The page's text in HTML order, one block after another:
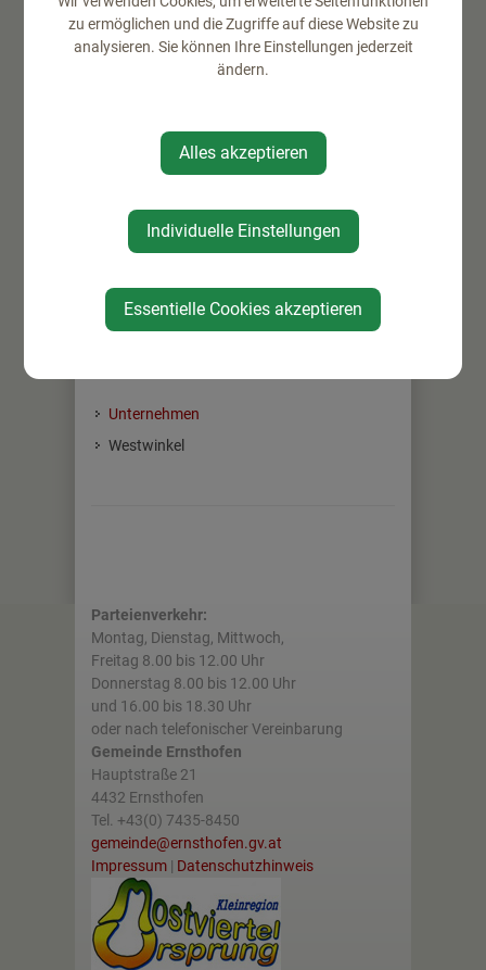
Unternehmen
Westwinkel
Parteienverkehr:
Montag, Dienstag, Mittwoch,
Freitag 8.00 bis 12.00 Uhr
Donnerstag 8.00 bis 12.00 Uhr
und 16.00 bis 18.30 Uhr
oder nach telefonischer Vereinbarung
Gemeinde Ernsthofen
Hauptstraße 21
4432 Ernsthofen
Tel. +43(0) 7435-8450
gemeinde@ernsthofen.gv.at
Impressum | Datenschutzhinweis
zu ermöglichen und die Zugriffe auf diese Website zu
analysieren. Sie können Ihre Einstellungen jederzeit
ändern.
Alles akzeptieren
Individuelle Einstellungen
Essentielle Cookies akzeptieren